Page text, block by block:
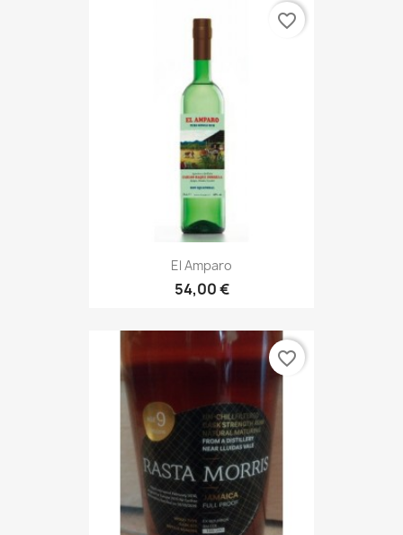
El Amparo
54,00 €
favorite_border
favorite_border